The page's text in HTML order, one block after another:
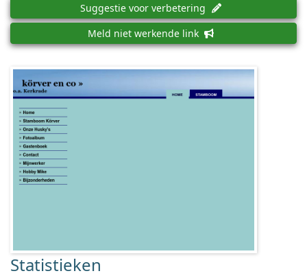
Suggestie voor verbetering
Meld niet werkende link
Statistieken